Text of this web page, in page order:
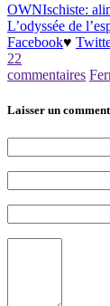
OWNIschiste:
L’odyssée de
Facebook♥
22
commentaires
Laisser un